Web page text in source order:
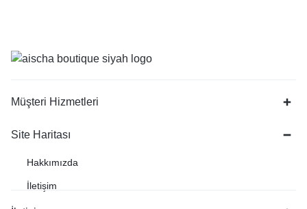
Müşteri Hizmetleri
Site Haritası
Hakkımızda
İletişim